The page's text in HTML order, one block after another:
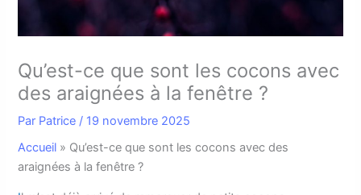
Qu’est-ce que sont les cocons avec
des araignées à la fenêtre ?
Par Patrice / 19 novembre 2025
Accueil » Qu’est-ce que sont les cocons avec des
araignées à la fenêtre ?